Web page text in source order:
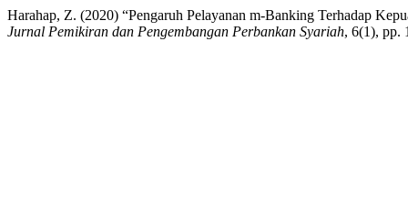
Harahap, Z. (2020) “Pengaruh Pelayanan m-Banking Terhadap
Jurnal Pemikiran dan Pengembangan Perbankan Syariah, 6(1), pp.